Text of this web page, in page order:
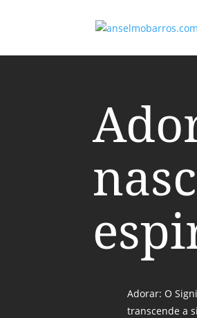
Adorar: O
transcende a